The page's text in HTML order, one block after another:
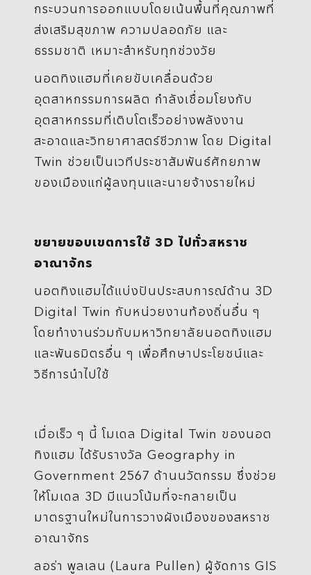
กระบวนการออกแบบโดยเน้นพื้นที่คุณภาพที่
ส่งเสริมสุขภาพ ความปลอดภัย และ
ธรรมชาติ เหมาะสำหรับทุกช่วงวัย
นอตทิงแฮมที่เคยขับเคลื่อนด้วย
อุตสาหกรรมการผลิต กำลังเชื่อมโยงกับ
อุตสาหกรรมที่เติบโตเร็วอย่างพลังงาน
สะอาดและวิทยาศาสตร์ชีวภาพ โดย Digital
Twin ช่วยเป็นเวทีประชาสัมพันธ์ศักยภาพ
ของเมืองแก่ผู้ลงทุนและนายจ้างรายใหม่
ขยายขอบเขตการใช้ 3D ไปทั่วสหราช
อาณาจักร
นอตทิงแฮมได้แบ่งปันประสบการณ์ด้าน 3D
Digital Twin กับหน่วยงานท้องถิ่นอื่น ๆ
โดยทำงานร่วมกับมหาวิทยาลัยนอตทิงแฮม
และพันธมิตรอื่น ๆ เพื่อศึกษาประโยชน์และ
วิธีการนำไปใช้
เมื่อเร็ว ๆ นี้ โมเดล Digital Twin ของนอต
ทิงแฮม ได้รับรางวัล Geography in
Government 2567 ด้านนวัตกรรม ซึ่งช่วย
ให้โมเดล 3D มีแนวโน้มที่จะกลายเป็น
มาตรฐานใหม่ในการวางผังเมืองของสหราช
อาณาจักร
ลอร่า พูลเลน (Laura Pullen) ผู้จัดการ GIS